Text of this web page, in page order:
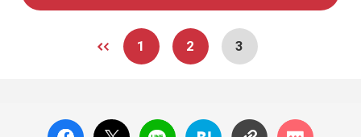
1 2 3
facebo
X ポス
LINE
はてな
コメン